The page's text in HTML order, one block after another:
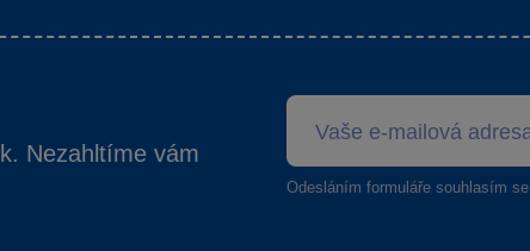
Nezahltíme vám
Odesláním formuláře souhlasím se